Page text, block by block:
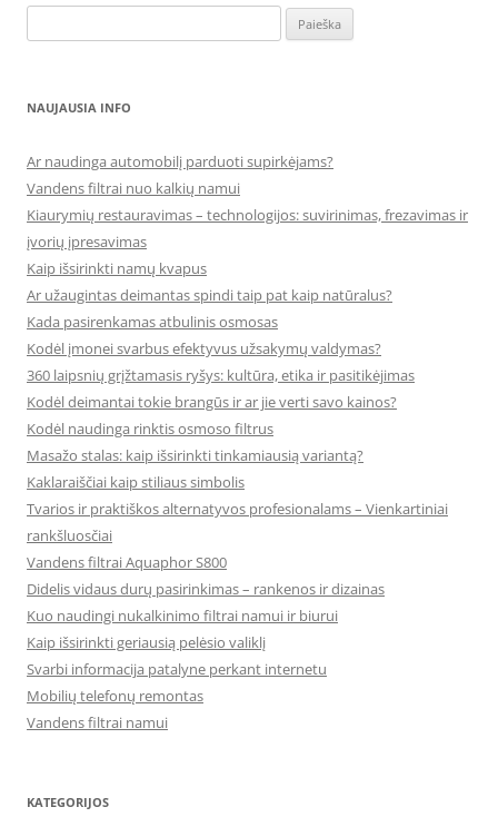
NAUJAUSIA INFO
Ar naudinga automobilį parduoti supirkėjams?
Vandens filtrai nuo kalkių namui
Kiaurymių restauravimas – technologijos: suvirinimas, frezavimas ir
įvorių įpresavimas
Kaip išsirinkti namų kvapus
Ar užaugintas deimantas spindi taip pat kaip natūralus?
Kada pasirenkamas atbulinis osmosas
Kodėl įmonei svarbus efektyvus užsakymų valdymas?
360 laipsnių grįžtamasis ryšys: kultūra, etika ir pasitikėjimas
Kodėl deimantai tokie brangūs ir ar jie verti savo kainos?
Kodėl naudinga rinktis osmoso filtrus
Masažo stalas: kaip išsirinkti tinkamiausią variantą?
Kaklaraiščiai kaip stiliaus simbolis
Tvarios ir praktiškos alternatyvos profesionalams – Vienkartiniai
rankšluosčiai
Vandens filtrai Aquaphor S800
Didelis vidaus durų pasirinkimas – rankenos ir dizainas
Kuo naudingi nukalkinimo filtrai namui ir biurui
Kaip išsirinkti geriausią pelėsio valiklį
Svarbi informacija patalyne perkant internetu
Mobilių telefonų remontas
Vandens filtrai namui
KATEGORIJOS